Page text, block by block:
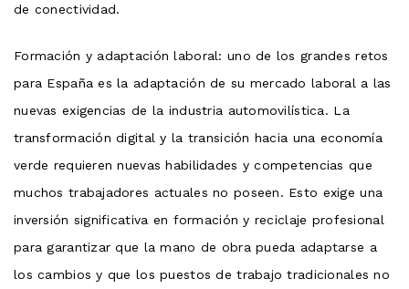
de conectividad.
Formación y adaptación laboral: uno de los grandes retos
para España es la adaptación de su mercado laboral a las
nuevas exigencias de la industria automovilística. La
transformación digital y la transición hacia una economía
verde requieren nuevas habilidades y competencias que
muchos trabajadores actuales no poseen. Esto exige una
inversión significativa en formación y reciclaje profesional
para garantizar que la mano de obra pueda adaptarse a
los cambios y que los puestos de trabajo tradicionales no